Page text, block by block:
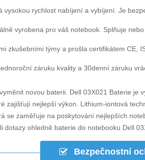
rychlost nabíjení a vybíjení. Je
vyrobena pro váš notebook. Splňuje
zkušebními týmy a prošla certifikátem CE,
záruku kvality a 30denní záruku
novou baterii. Dell 03X021 Baterie je
zajišťují nejlepší výkon. Lithium-iontová
se zaměřuje na poskytování nejlepších
dotazy ohledně baterie do notebooku Dell
Bezpečnostní